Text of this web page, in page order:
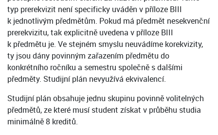
typ prerekvizit není specificky uváděn v příloze BIII
k jednotlivým předmětům. Pokud má předmět nesekvenční
prerekvizitu, tak explicitně uvedena v příloze BIII
k předmětu je. Ve stejném smyslu neuvádíme korekvizity,
ty jsou dány povinným zařazením předmětu do
konkrétního ročníku a semestru společně s dalšími
předměty. Studijní plán nevyužívá ekvivalencí.
Studijní plán obsahuje jednu skupinu povinně volitelných
předmětů, ze které musí student získat v průběhu studia
minimálně 8 kreditů.